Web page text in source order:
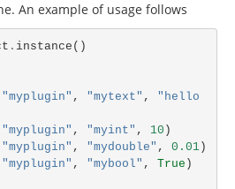
An example of usage follows
. instance ()
"myplugin" , "mytext" ,
"hello
"myplugin" , "myint" , 10 )
"myplugin" , "mydouble" , 0.01)
"myplugin" , "mybool" , True )